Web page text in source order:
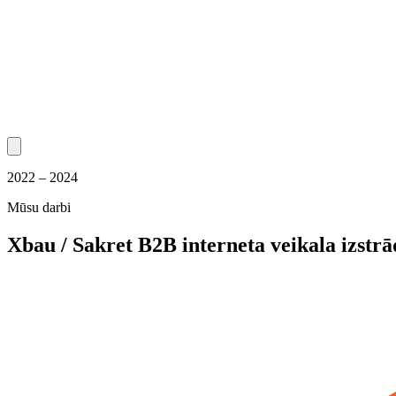
2022 – 2024
Mūsu darbi
Xbau / Sakret B2B interneta veikala